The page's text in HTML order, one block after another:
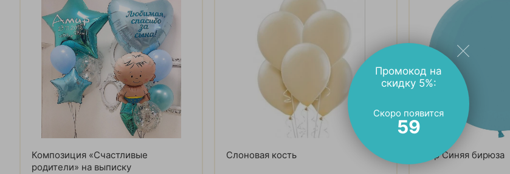
Композиция «Счастливые
родители» на выписку
Слоновая кость Шар Синяя бирюза
Промокод на
скидку 5%:
Скоро появится
57